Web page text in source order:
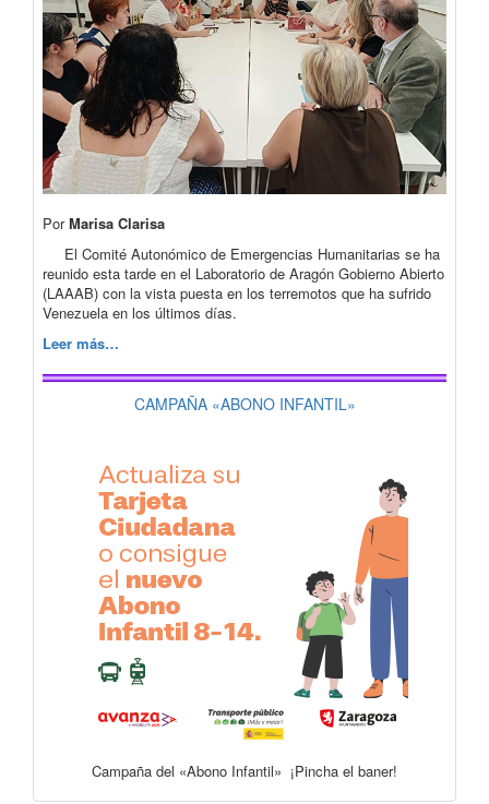
PorMarisa Clarisa
El Comité Autonómico de Emergencias Humanitarias se ha
reunido esta tarde en el Laboratorio de Aragón Gobierno Abierto
(LAAAB) con la vista puesta en los terremotos que ha sufrido
Venezuela en los últimos días.
Leer más…
CAMPAÑA «ABONO INFANTIL»
Campaña del «Abono Infantil» ¡Pincha el baner!